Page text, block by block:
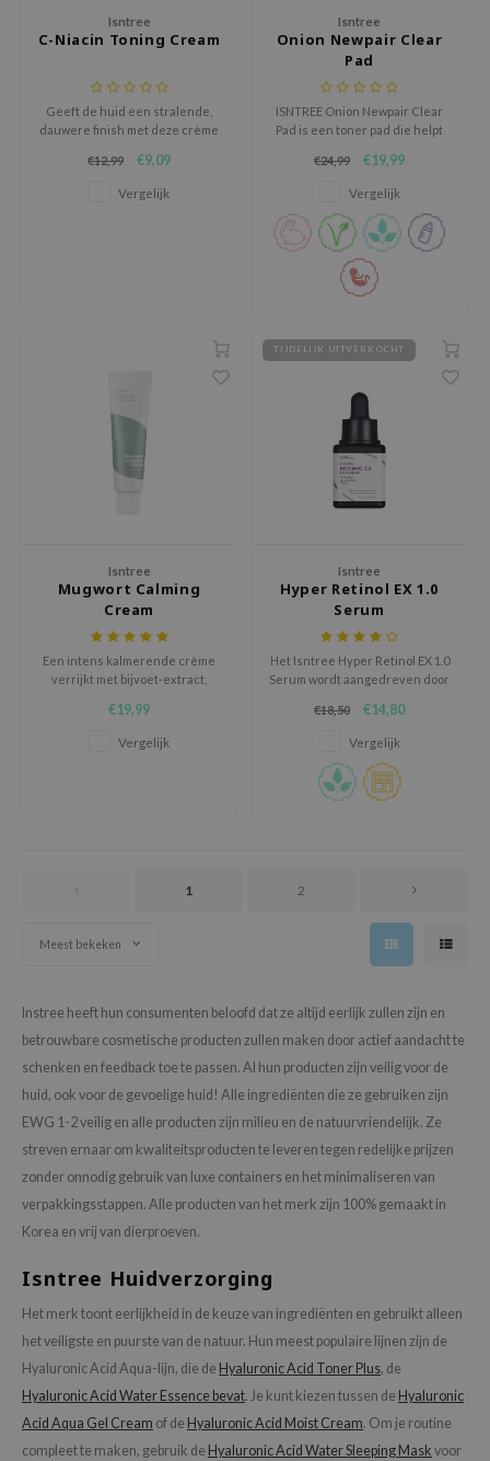
Isntree
C-Niacin Toning Cream
Geeft de huid een stralende,
dauwere finish met deze crème
de natuur!
€12,99 €9,09
Vergelijk
Isntree
Onion Newpair Clear
Pad
ISNTREE Onion Newpair Clear
Pad is een toner pad die helpt
hydrateren en verfijnen na
€24,99 €19,99
Vergelijk
Isntree
Mugwort Calming
Cream
Een intens kalmerende crème
verrijkt met bijvoet-extract,
€19,99
Vergelijk
TIJDELIJK UITVERKOCHT
Isntree
Hyper Retinol EX 1.0
Serum
Het Isntree Hyper Retinol EX 1.0
Serum wordt aangedreven door
lijntjes en rimpels aanpakt voor
een jeugdigere uitstraling.
€18,50 €14,80
Vergelijk
1 2
Meest bekeken
Instree heeft hun consumenten beloofd dat ze altijd eerlijk zullen zijn en
betrouwbare cosmetische producten zullen maken door actief aandacht te
schenken en feedback toe te passen. Al hun producten zijn veilig voor de
huid, ook voor de gevoelige huid! Alle ingrediënten die ze gebruiken zijn
EWG 1-2 veilig en alle producten zijn milieu en de natuurvriendelijk. Ze
streven ernaar om kwaliteitsproducten te leveren tegen redelijke prijzen
zonder onnodig gebruik van luxe containers en het minimaliseren van
verpakkingsstappen. Alle producten van het merk zijn 100% gemaakt in
Korea en vrij van dierproeven.
Isntree Huidverzorging
Het merk toont eerlijkheid in de keuze van ingrediënten en gebruikt alleen
het veiligste en puurste van de natuur. Hun meest populaire lijnen zijn de
Hyaluronic Acid Aqua-lijn, die de Hyaluronic Acid Toner Plus, de
Hyaluronic Acid Water Essence bevat. Je kunt kiezen tussen de Hyaluronic
Acid Aqua Gel Cream of de Hyaluronic Acid Moist Cream. Om je routine
compleet te maken, gebruik de Hyaluronic Acid Water Sleeping Mask voor